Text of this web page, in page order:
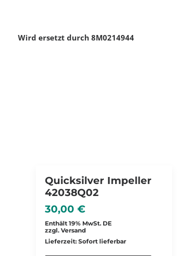
Wird ersetzt durch 8M0214944
Quicksilver Impeller
42038Q02
30,00 €
Enthält 19% MwSt. DE
zzgl. Versand
Lieferzeit: Sofort lieferbar